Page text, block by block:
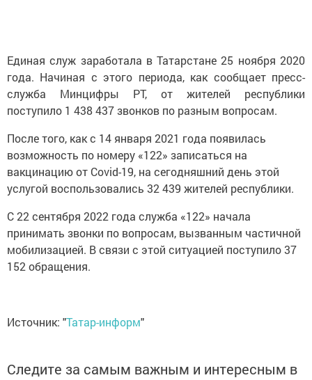
Единая служ заработала в Татарстане 25 ноября 2020
года. Начиная с этого периода, как сообщает пресс-
служба Минцифры РТ, от жителей республики
поступило 1 438 437 звонков по разным вопросам.
После того, как с 14 января 2021 года появилась
возможность по номеру «122» записаться на
вакцинацию от Covid-19, на сегодняшний день этой
услугой воспользовались 32 439 жителей республики.
С 22 сентября 2022 года служба «122» начала
принимать звонки по вопросам, вызванным частичной
мобилизацией. В связи с этой ситуацией поступило 37
152 обращения.
Источник: "Татар-информ"
Следите за самым важным и интересным в